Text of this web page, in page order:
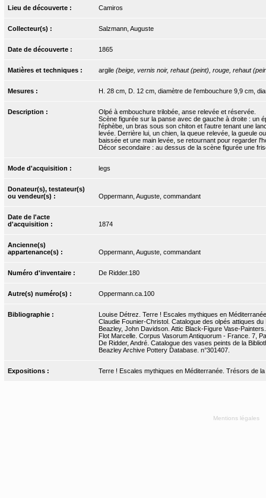
Lieu de découverte : Camiros
Collecteur(s) : Salzmann, Auguste
Date de découverte : 1865
Matières et techniques : argile (beige, vernis noir, rehaut (peint), rouge, rehaut
Mesures : H. 28 cm, D. 12 cm, diamètre de l'embouchure 9,9 cm,
Description :
Olpé à embouchure trilobée, anse relevée et réservée.
Scène figurée sur la panse avec de gauche à droite : un
l'éphèbe, un bras sous son chiton et l'autre tenant une
levée. Derrière lui, un chien, la queue relevée, la gueule
baissée et une main levée, se retournant pour regarder
Décor secondaire : au dessus de la scène figurée une
Mode d'acquisition : legs
Donateur(s), testateur(s)
ou vendeur(s) :
Oppermann, Auguste, commandant
Date de l'acte
d'acquisition :
1874
Ancienne(s)
appartenance(s) :
Oppermann, Auguste, commandant
Numéro d'inventaire : De Ridder.180
Autre(s) numéro(s) : Oppermann.ca.100
Bibliographie :
Louise Détrez. Terre ! Escales mythiques en
Claudie Founier-Christol. Catalogue des olpés attiques
Beazley, John Davidson. Attic Black-Figure Vase-
Flot Marcelle. Corpus Vasorum Antiquorum - France. 7,
De Ridder, André. Catalogue des vases peints de la
Beazley Archive Pottery Database. n°301407.
Expositions : Terre ! Escales mythiques en Méditerranée. Trésors de
Mentions légales